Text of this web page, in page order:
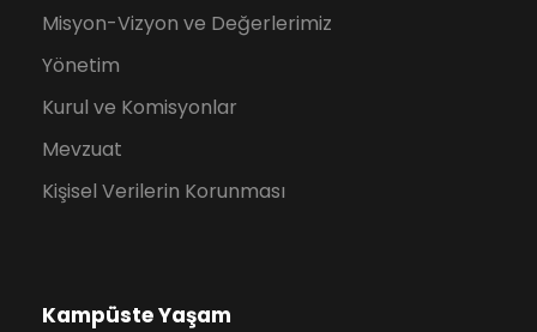
Misyon-Vizyon ve Değerlerimiz
Yönetim
Kurul ve Komisyonlar
Mevzuat
Kişisel Verilerin Korunması
Kampüste Yaşam